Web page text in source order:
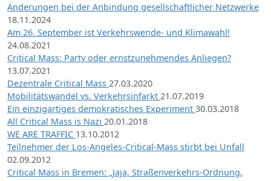
Änderungen bei der Anbindung gesellschaftlicher Netzwerke
18.11.2024
Am 26. September ist Verkehrswende- und Klimawahl!
24.08.2021
Critical Mass: Party oder ernstzunehmendes Anliegen?
13.07.2021
Dezentrale Critical Mass 27.03.2020
Mobilitätswandel vs. Verkehrsinfarkt 21.07.2019
Ein einzigartiges demokratisches Experiment 30.03.2018
All Critical Mass is Nazi 20.01.2018
WE ARE TRAFFIC 13.10.2012
Teilnehmer der Los-Angeles-Critical-Mass stirbt bei Unfall
02.09.2012
Critical Mass in Bremen: „Jaja, Straßenverkehrs-Ordnung,